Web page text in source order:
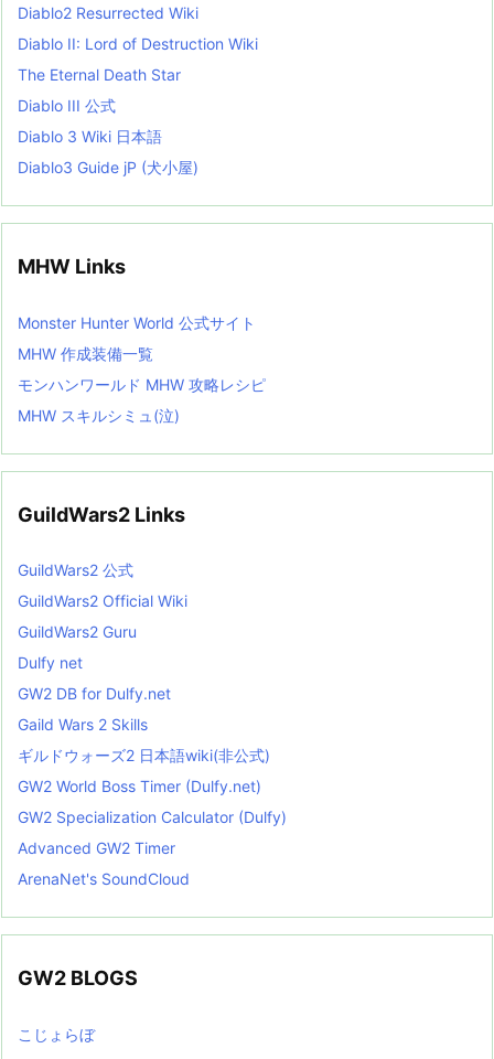
Diablo2 Resurrected Wiki
Diablo II: Lord of Destruction Wiki
The Eternal Death Star
Diablo III 公式
Diablo 3 Wiki 日本語
Diablo3 Guide jP (犬小屋)
MHW Links
Monster Hunter World 公式サイト
MHW 作成装備一覧
モンハンワールド MHW 攻略レシピ
MHW スキルシミュ(泣)
GuildWars2 Links
GuildWars2 公式
GuildWars2 Official Wiki
GuildWars2 Guru
Dulfy net
GW2 DB for Dulfy.net
Gaild Wars 2 Skills
ギルドウォーズ2 日本語wiki(非公式)
GW2 World Boss Timer (Dulfy.net)
GW2 Specialization Calculator (Dulfy)
Advanced GW2 Timer
ArenaNet's SoundCloud
GW2 BLOGS
こじょらぼ